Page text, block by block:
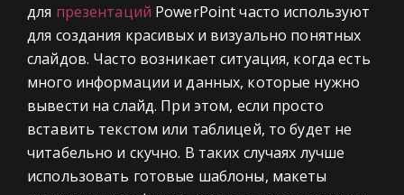
для презентаций PowerPoint часто используют
для создания красивых и визуально понятных
слайдов. Часто возникает ситуация, когда есть
много информации и данных, которые нужно
вывести на слайд. При этом, если просто
вставить текстом или таблицей, то будет не
читабельно и скучно. В таких случаях лучше
использовать готовые шаблоны, макеты